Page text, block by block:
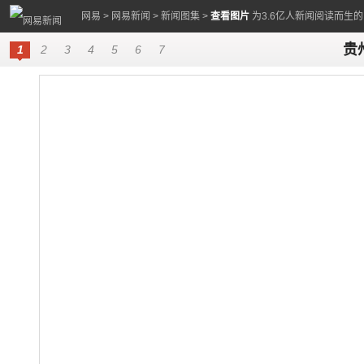
网易 > 网易新闻 > 新闻图集 > 查看图片 为3.6亿人新闻阅读而生
1 2 3 4 5 6 7 贵